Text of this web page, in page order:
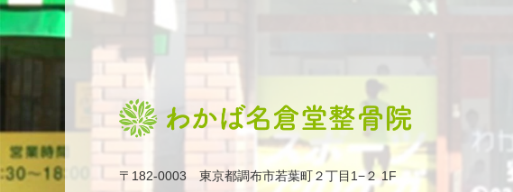
〒182-0003 東京都調布市若葉町２丁目1−２ 1F